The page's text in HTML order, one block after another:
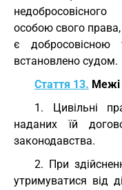
особою свого
є
встановлено судом.
Стаття 13. Межі
1. Цивільні
наданих їй
законодавства.
2. При
утримуватися від